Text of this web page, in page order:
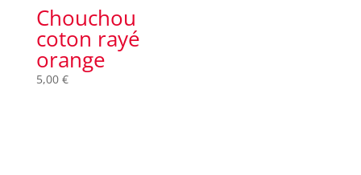
Chouchou
coton rayé
orange
5,00 €